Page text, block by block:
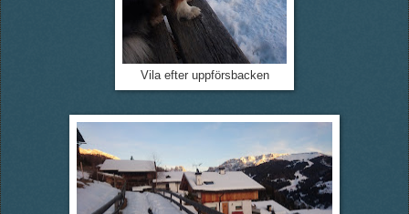
Vila efter uppförsbacken